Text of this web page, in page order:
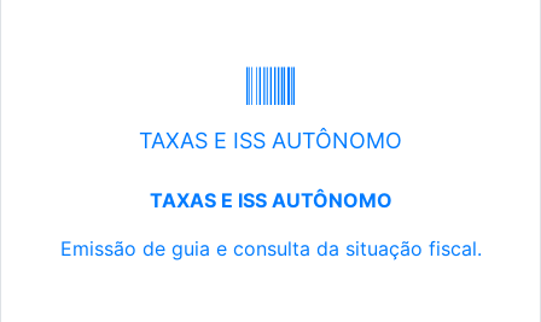
TAXAS E ISS AUTÔNOMO
TAXAS E ISS AUTÔNOMO
Emissão de guia e consulta da situação fiscal.